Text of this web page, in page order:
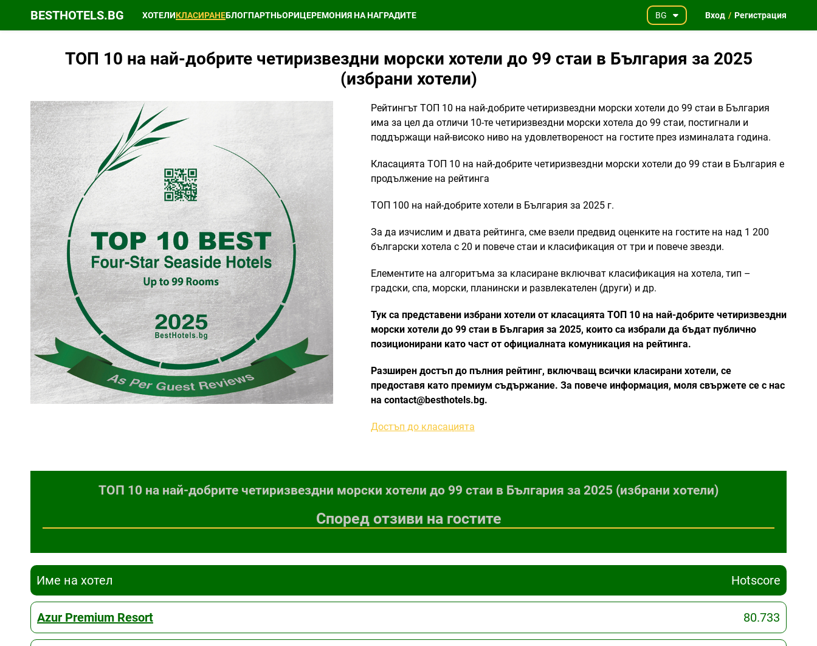
BESTHOTELS.BG ХОТЕЛИКЛАСИРАНЕБЛОГПАРТНЬОРИЦЕРЕМОНИЯ НА НАГРАДИТЕ BG Вход / Регистрация
ТОП 10 на най-добрите четиризвездни морски хотели до 99 стаи в България за 2025
(избрани хотели)
Рейтингът ТОП 10 на най-добрите четиризвездни морски хотели до 99 стаи в България
има за цел да отличи 10-те четиризвездни морски хотела до 99 стаи, постигнали и
поддържащи най-високо ниво на удовлетвореност на гостите през изминалата година.
Класацията ТОП 10 на най-добрите четиризвездни морски хотели до 99 стаи в България е
продължение на рейтинга
ТОП 100 на най-добрите хотели в България за 2025 г.
За да изчислим и двата рейтинга, сме взели предвид оценките на гостите на над 1 200
български хотела с 20 и повече стаи и класификация от три и повече звезди.
Елементите на алгоритъма за класиране включват класификация на хотела, тип –
градски, спа, морски, планински и развлекателен (други) и др.
Тук са представени избрани хотели от класацията ТОП 10 на най-добрите четиризвездни
морски хотели до 99 стаи в България за 2025, които са избрали да бъдат публично
позиционирани като част от официалната комуникация на рейтинга.
Разширен достъп до пълния рейтинг, включващ всички класирани хотели, се
предоставя като премиум съдържание. За повече информация, моля свържете се с нас
на contact@besthotels.bg.
Достъп до класацията
ТОП 10 на най-добрите четиризвездни морски хотели до 99 стаи в България за 2025 (избрани хотели)
Според отзиви на гостите
Име на хотел Hotscore
Azur Premium Resort 80.733